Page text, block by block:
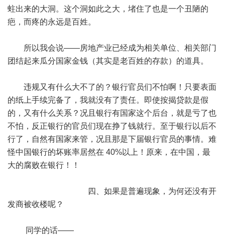
蛀出来的大洞。这个洞如此之大，堵住了也是一个丑陋的
疤，而疼的永远是百姓。
所以我会说——房地产业已经成为相关单位、相关部门
团结起来瓜分国家金钱（其实是老百姓的存款）的道具。
违规又有什么大不了的？银行官员们不怕啊！只要表面
的纸上手续完备了，我就没有了责任。即使按揭贷款是假
的，又有什么关系？况且银行有国家这个后台，就是亏了也
不怕，反正银行的官员们现在挣了钱就行。至于银行以后不
行了，自然有国家来管，况且那是下届银行官员的事情。难
怪中国银行的坏账率居然在 40%以上！原来，在中国，最
大的腐败在银行！！
四、如果是普遍现象，为何还没有开
发商被收楼呢？
同学的话——